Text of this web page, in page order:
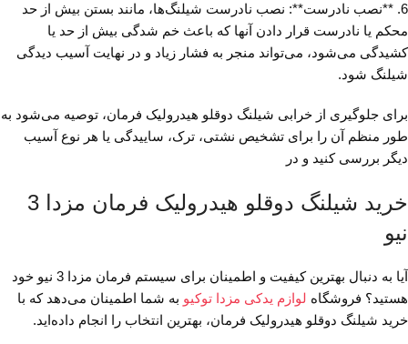
6. **نصب نادرست**: نصب نادرست شیلنگ‌ها، مانند بستن بیش از حد
محکم یا نادرست قرار دادن آنها که باعث خم شدگی بیش از حد یا
کشیدگی می‌شود، می‌تواند منجر به فشار زیاد و در نهایت آسیب دیدگی
شیلنگ شود.
برای جلوگیری از خرابی شیلنگ دوقلو هیدرولیک فرمان، توصیه می‌شود به
طور منظم آن را برای تشخیص نشتی، ترک، ساییدگی یا هر نوع آسیب
دیگر بررسی کنید و در
خرید شیلنگ دوقلو هیدرولیک فرمان مزدا 3
نیو
آیا به دنبال بهترین کیفیت و اطمینان برای سیستم فرمان مزدا 3 نیو خود
هستید؟ فروشگاه لوازم یدکی مزدا توکیو به شما اطمینان می‌دهد که با
خرید شیلنگ دوقلو هیدرولیک فرمان، بهترین انتخاب را انجام داده‌اید.